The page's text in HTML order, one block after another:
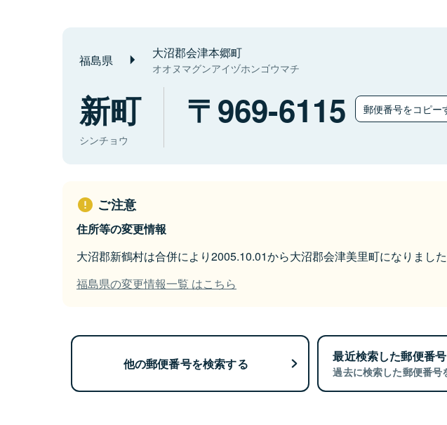
福島県 大沼郡会津本郷町
オオヌマグンアイヅホンゴウマチ
新町
シンチョウ
969-6115 郵便番号をコピー
ご注意
住所等の変更情報
大沼郡新鶴村は合併により2005.10.01から大沼郡会津美里町になりました
福島県の変更情報一覧 はこちら
他の郵便番号を検索する 最近検索した郵便番号
過去に検索した郵便番号